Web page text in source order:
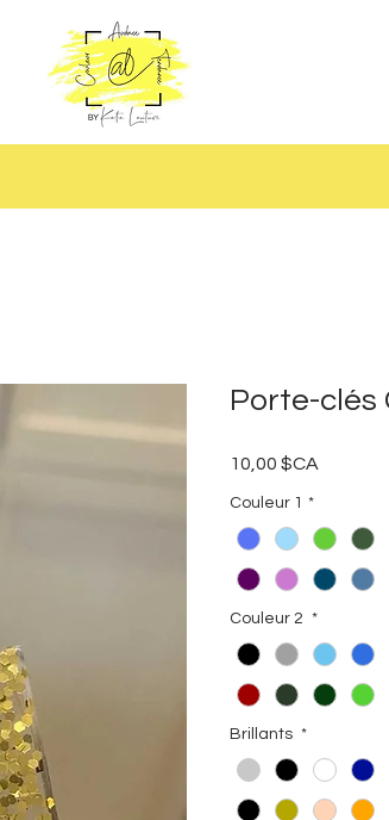
Porte-clés
10,00 $CA
Couleur 1 *
Couleur 2 *
Brillants *